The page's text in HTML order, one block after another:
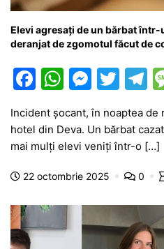
Elevi agresați de un bărbat
deranjat de zgomotul făcut de
F
c
e
b
o
o
k
W
at
s
A
p
p
M
s
s
e
g
er
T
itt
er
T
e
gr
a
Incident șocant, în noaptea
hotel din Deva. Un bărbat
mai mulți elevi veniți într-o […]
22 octombrie 2025 0